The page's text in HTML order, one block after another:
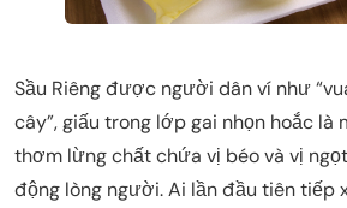
Sầu Riêng được người dân ví như
cây”, giấu trong lớp gai nhọn hoắc là
thơm lừng chất chứa vị béo và vị
động lòng người. Ai lần đầu tiên tiếp